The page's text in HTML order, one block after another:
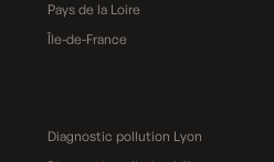
Pays de la Loire
Île-de-France
Diagnostic pollution Lyon